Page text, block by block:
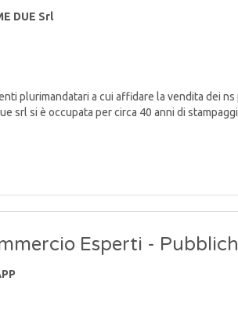
DUE Srl
plurimandatari a cui affidare la vendita dei
srl si è occupata per circa 40 anni di
Esperti -